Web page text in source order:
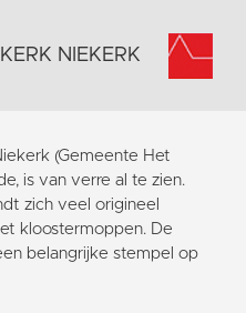
KERK NIEKERK
(Gemeente Het
is van verre al te zien.
zich veel origineel
kloostermoppen. De
belangrijke stempel op